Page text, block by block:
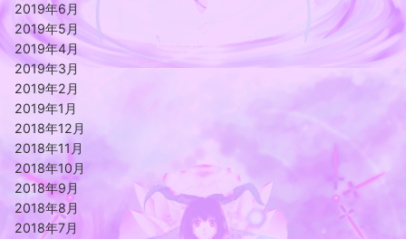
2019年6月
2019年5月
2019年4月
2019年3月
2019年2月
2019年1月
2018年12月
2018年11月
2018年10月
2018年9月
2018年8月
2018年7月